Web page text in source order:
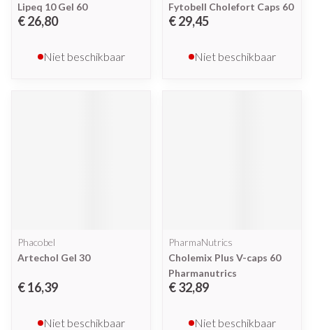
Lipeq 10 Gel 60
€ 26,80
Niet beschikbaar
Fytobell Cholefort Caps 60
€ 29,45
Niet beschikbaar
Phacobel
Artechol Gel 30
€ 16,39
Niet beschikbaar
PharmaNutrics
Cholemix Plus V-caps 60
Pharmanutrics
€ 32,89
Niet beschikbaar